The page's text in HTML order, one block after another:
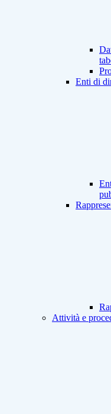
Enti di
Attività e